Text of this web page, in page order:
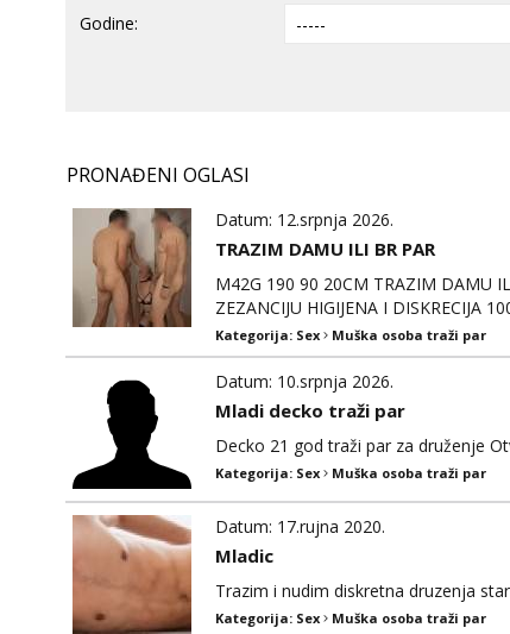
Godine:
PRONAĐENI OGLASI
Datum: 12.srpnja 2026.
TRAZIM DAMU ILI BR PAR
M42G 190 90 20CM TRAZIM DAMU
ZEZANCIJU HIGIJENA I DISKRECIJA
VIBER WHATSAPP,TELEGRAM
Kategorija: Sex Muška osoba traži par
Datum: 10.srpnja 2026.
Mladi decko traži par
Decko 21 god traži par za druženje
Kategorija: Sex Muška osoba traži par
Datum: 17.rujna 2020.
Mladic
Trazim i nudim diskretna druzenja
Kategorija: Sex Muška osoba traži par